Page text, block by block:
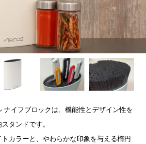
ナイフブロックは、機能性とデザイン性を
タンドです。
カラーと、やわらかな印象を与える楕円